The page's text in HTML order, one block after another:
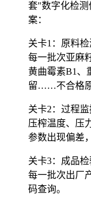
套"数字化检
案：
关卡1：原料检
每一批次亚麻
黄曲霉素B1、
留……不合格原
关卡2：过程
压榨温度、压
参数出现偏差
关卡3：成品
每一批次出厂
码查询。